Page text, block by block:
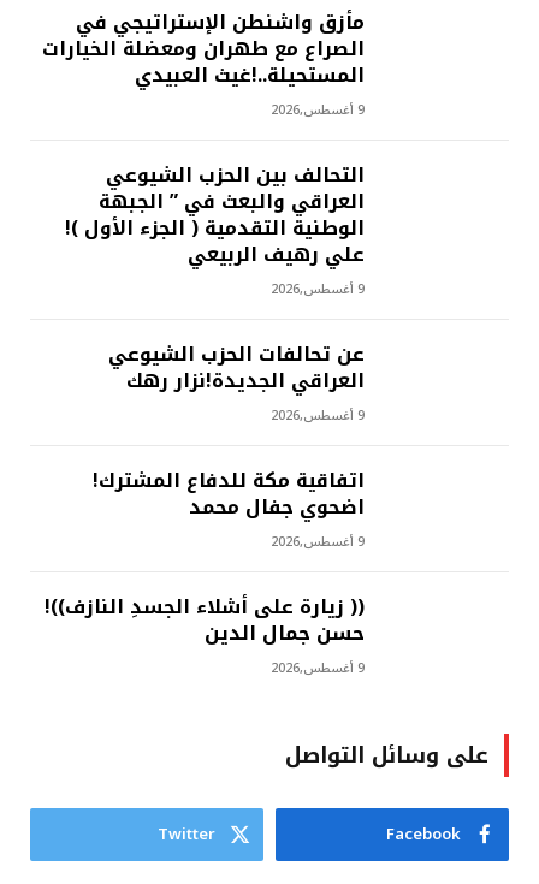
مأزق واشنطن الإستراتيجي في
الصراع مع طهران ومعضلة الخيارات
المستحيلة..!غيث العبيدي
9 أغسطس,2026
التحالف بين الحزب الشيوعي
العراقي والبعث في ” الجبهة
الوطنية التقدمية ( الجزء الأول )!
علي رهيف الربيعي
9 أغسطس,2026
عن تحالفات الحزب الشيوعي
العراقي الجديدة!نزار رهك
9 أغسطس,2026
اتفاقية مكة للدفاع المشترك!
اضحوي جفال محمد
9 أغسطس,2026
(( زيارة على أشلاء الجسدِ النازف))!
حسن جمال الدين
9 أغسطس,2026
على وسائل التواصل
Facebook
Twitter